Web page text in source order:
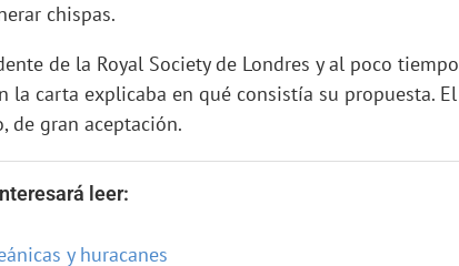
chispas.
de la Royal Society de Londres y al poco tiempo
la carta explicaba en qué consistía su propuesta. El
de gran aceptación.
leer:
y huracanes